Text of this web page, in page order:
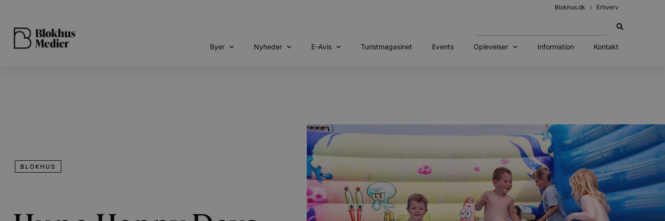
Blokhus.dk Erhverv
Byer Nyheder E-Avis Turistmagasinet Events Oplevelser Information Kontakt
BLOKHUS